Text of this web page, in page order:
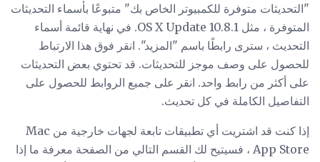
"التحديثات متوفرة للكمبيوتر الخاص بك" متبوعًا بأسماء التحديثات
المتوفرة ، مثل OS X Update 10.8.1. في نهاية قائمة أسماء
التحديث ، سترى رابطًا باسم "المزيد". انقر فوق هذا الارتباط
للحصول على وصف موجز للتحديثات. قد تحتوي بعض التحديثات
على أكثر من رابط واحد. انقر على جميع الروابط للحصول على
التفاصيل الكاملة في كل تحديث.
إذا كنت قد اشتريت أي تطبيقات تابعة لجهات خارجية من Mac
App Store ، فسيتيح لك القسم التالي من الصفحة معرفة ما إذا